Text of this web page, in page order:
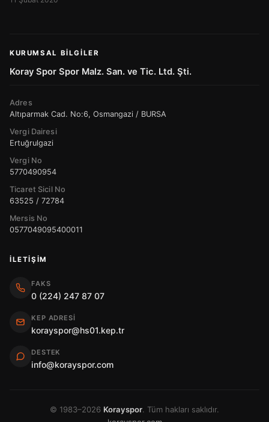
KURUMSAL BILGILER
Koray Spor Spor Malz. San. ve Tic. Ltd. Şti.
Adres
Altıparmak Cad. No:6, Osmangazi / BURSA
Vergi Dairesi
Ertuğrulgazi
Vergi No
5770490954
Ticaret Sicil No
63525 / 72784
Mersis No
0577049095400011
İLETIŞIM
FAKS
0 (224) 247 87 07
KEP ADRESI
korayspor@hs01.kep.tr
DESTEK
info@korayspor.com
© 1983–2026 Korayspor. Tüm hakları saklıdır.